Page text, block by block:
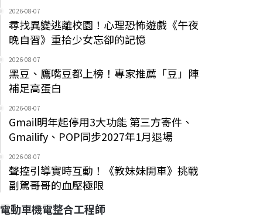
2026-08-07
尋找異變逃離校園！心理恐怖遊戲《午夜
晚自習》重拾少女忘卻的記憶
2026-08-07
黑豆、鷹嘴豆都上榜！專家推薦「豆」陣
補足高蛋白
2026-08-07
Gmail明年起停用3大功能 第三方寄件、
Gmailify、POP同步2027年1月退場
2026-08-07
聲控引導實時互動！《教妹妹開車》挑戰
副駕哥哥的血壓極限
電動車機電整合工程師